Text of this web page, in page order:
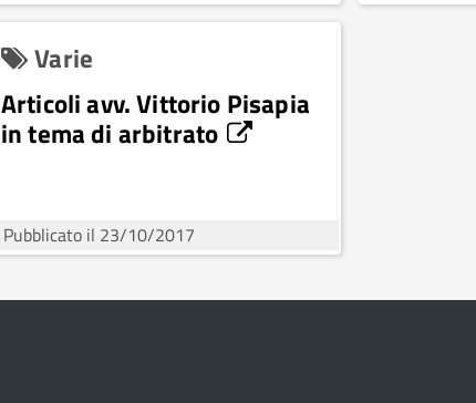
Varie
Articoli avv. Vittorio Pisapia
in tema di arbitrato
Pubblicato il 23/10/2017